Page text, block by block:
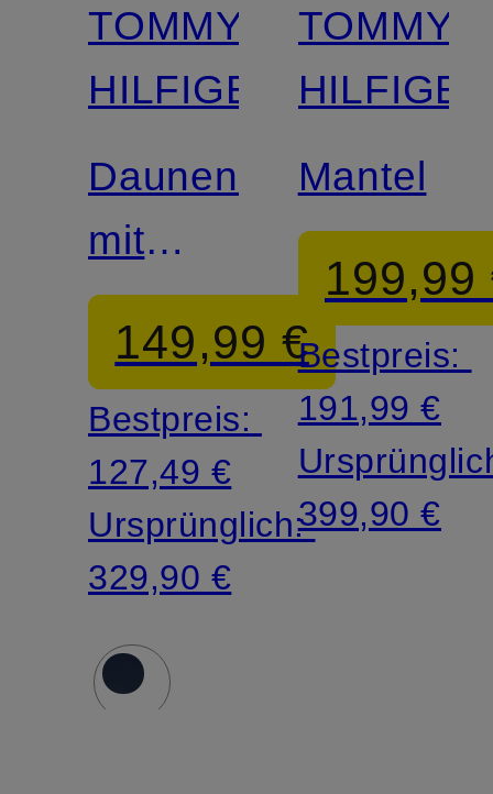
TOMMY
HILFIGER
Daunenmantel
mit
abnehmbarer
Kapuze
149,99 €
Bestpreis:
127,49 €
Ursprünglich:
329,90 €
TOMMY
Mantel
199,99
Bestpreis:
191,99 €
399,90 €